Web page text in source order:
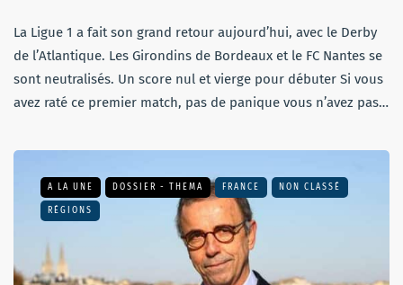
La Ligue 1 a fait son grand retour aujourd’hui, avec le Derby
de l’Atlantique. Les Girondins de Bordeaux et le FC Nantes se
sont neutralisés. Un score nul et vierge pour débuter Si vous
avez raté ce premier match, pas de panique vous n’avez pas…
A LA UNE DOSSIER - THEMA FRANCE NON CLASSÉ
RÉGIONS